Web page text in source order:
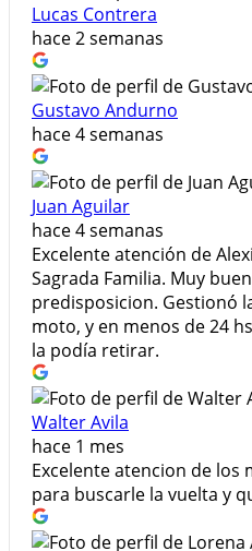
Lucas Contrera
hace 2 semanas
Gustavo Andurno
hace 4 semanas
Juan Aguilar
hace 4 semanas
Excelente atención de
Sagrada Familia. Muy
predisposicion. Gestionó
moto, y en menos de 24
la podía retirar.
Walter Avila
hace 1 mes
Excelente atencion de los
para buscarle la vuelta y